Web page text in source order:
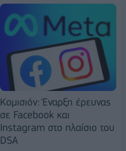
Κομισιόν: Έναρξη έρευνας
σε Facebook και
Instagram στο πλαίσιο του
DSA